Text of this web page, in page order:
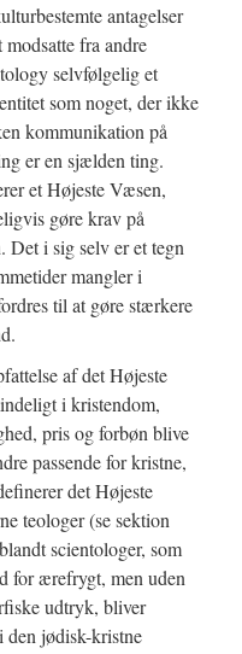
antagelser
fra andre
selvfølgelig et
som noget, der ikke
kommunikation på
er en sjælden ting.
et Højeste Væsen,
gøre krav på
Det i sig selv er et tegn
mangler i
til at gøre stærkere
af det Højeste
i kristendom,
pris og forbøn blive
passende for kristne,
det Højeste
teologer (se sektion
scientologer, som
for ærefrygt, men uden
udtryk, bliver
den jødisk-kristne